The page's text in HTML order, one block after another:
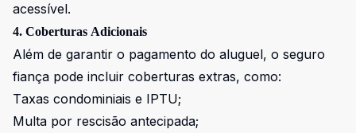
acessível.
4. Coberturas Adicionais
Além de garantir o pagamento do aluguel, o seguro
fiança pode incluir coberturas extras, como:
Taxas condominiais e IPTU;
Multa por rescisão antecipada;